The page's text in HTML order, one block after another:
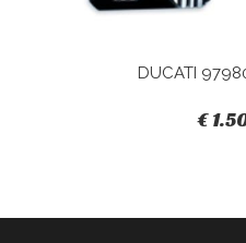
DUCATI
€